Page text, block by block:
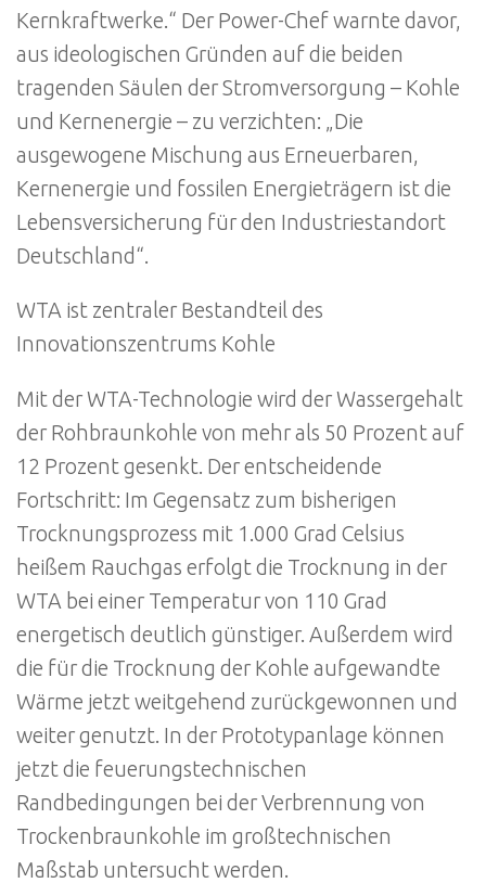
Kernkraftwerke.“ Der Power-Chef warnte davor,
aus ideologischen Gründen auf die beiden
tragenden Säulen der Stromversorgung – Kohle
und Kernenergie – zu verzichten: „Die
ausgewogene Mischung aus Erneuerbaren,
Kernenergie und fossilen Energieträgern ist die
Lebensversicherung für den Industriestandort
Deutschland“.
WTA ist zentraler Bestandteil des
Innovationszentrums Kohle
Mit der WTA-Technologie wird der Wassergehalt
der Rohbraunkohle von mehr als 50 Prozent auf
12 Prozent gesenkt. Der entscheidende
Fortschritt: Im Gegensatz zum bisherigen
Trocknungsprozess mit 1.000 Grad Celsius
heißem Rauchgas erfolgt die Trocknung in der
WTA bei einer Temperatur von 110 Grad
energetisch deutlich günstiger. Außerdem wird
die für die Trocknung der Kohle aufgewandte
Wärme jetzt weitgehend zurückgewonnen und
weiter genutzt. In der Prototypanlage können
jetzt die feuerungstechnischen
Randbedingungen bei der Verbrennung von
Trockenbraunkohle im großtechnischen
Maßstab untersucht werden.